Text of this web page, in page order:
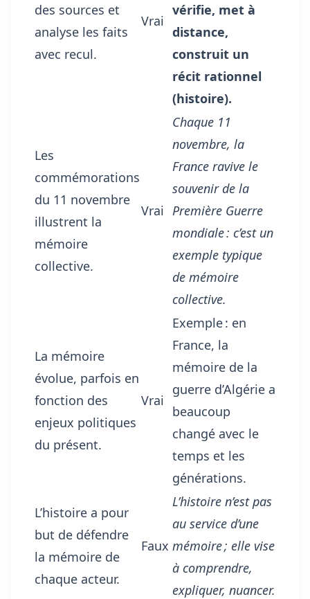
des sources et
analyse les faits
avec recul.
Vrai
vérifie, met à
distance,
construit un
récit rationnel
(histoire).
Les
commémorations
du 11 novembre
illustrent la
mémoire
collective.
Vrai
Chaque 11
novembre, la
France ravive le
souvenir de la
Première Guerre
mondiale : c’est un
exemple typique
de mémoire
collective.
La mémoire
évolue, parfois en
fonction des
enjeux politiques
du présent.
Vrai
Exemple : en
France, la
mémoire de la
guerre d’Algérie a
beaucoup
changé avec le
temps et les
générations.
L’histoire a pour
but de défendre
la mémoire de
chaque acteur.
Faux
L’histoire n’est pas
au service d’une
mémoire ; elle vise
à comprendre,
expliquer, nuancer.